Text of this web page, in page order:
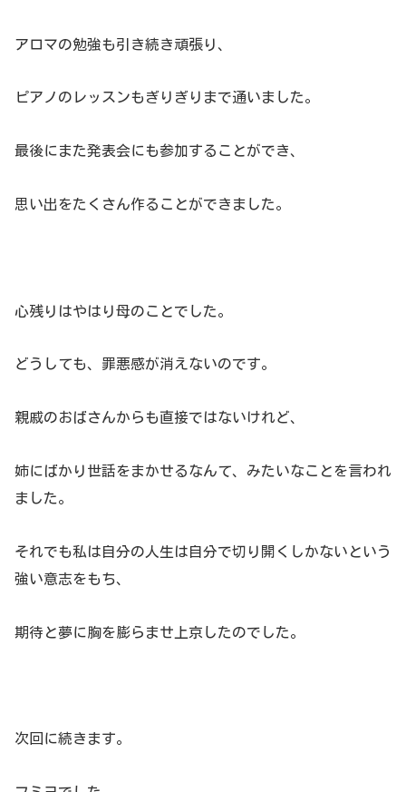
アロマの勉強も引き続き頑張り、
ピアノのレッスンもぎりぎりまで通いました。
最後にまた発表会にも参加することができ、
思い出をたくさん作ることができました。
心残りはやはり母のことでした。
どうしても、罪悪感が消えないのです。
親戚のおばさんからも直接ではないけれど、
姉にばかり世話をまかせるなんて、みたいなことを言われ
ました。
それでも私は自分の人生は自分で切り開くしかないという
強い意志をもち、
期待と夢に胸を膨らませ上京したのでした。
次回に続きます。